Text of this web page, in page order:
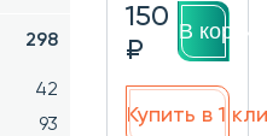
298
42
93
150
₽
В
Купить в 1